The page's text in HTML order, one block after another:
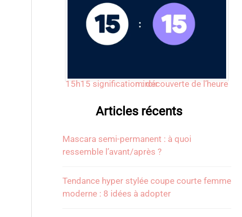
15h15 signification : découverte de l’heure miroir
Articles récents
Mascara semi-permanent : à quoi
ressemble l’avant/après ?
Tendance hyper stylée coupe courte femme
moderne : 8 idées à adopter